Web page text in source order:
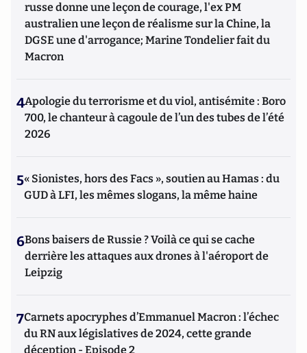
russe donne une leçon de courage, l'ex PM
australien une leçon de réalisme sur la Chine, la
DGSE une d'arrogance; Marine Tondelier fait du
Macron
4Apologie du terrorisme et du viol, antisémite : Boro
700, le chanteur à cagoule de l’un des tubes de l’été
2026
5« Sionistes, hors des Facs », soutien au Hamas : du
GUD à LFI, les mêmes slogans, la même haine
6Bons baisers de Russie ? Voilà ce qui se cache
derrière les attaques aux drones à l'aéroport de
Leipzig
7Carnets apocryphes d’Emmanuel Macron : l’échec
du RN aux législatives de 2024, cette grande
déception - Episode 2